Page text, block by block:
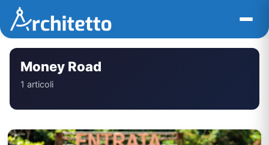
contenuto
Money Road
1 articoli